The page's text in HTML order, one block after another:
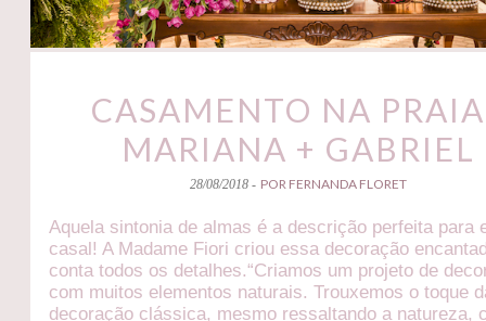
CASAMENTO NA
MARIANA + GABRIEL
28/08/2018 - POR FERNANDA FLORET
Aquela sintonia de almas é a descrição perfeita para
casal! A Madame Fiori criou essa decoração
conta todos os detalhes.“Criamos um projeto de
com muitos elementos naturais. Trouxemos o toque
decoração clássica, mesmo ressaltando a natureza,